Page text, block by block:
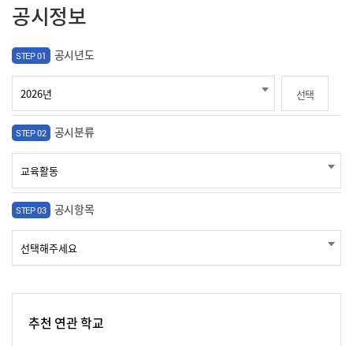
공시정보
STEP 01 공시년도
선택
STEP 02 공시분류
STEP 03 공시항목
추천 연관 학교